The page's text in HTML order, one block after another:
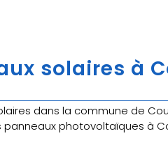
solaires à
dans la commune de
photovoltaïques à